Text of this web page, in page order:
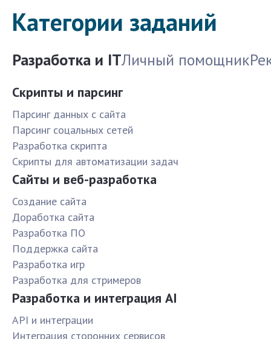
Категории заданий
Разработка и ITЛичный помощник
Скрипты и парсинг
Парсинг данных с сайта
Парсинг соцальных сетей
Разработка скрипта
Скрипты для автоматизации задач
Сайты и веб-разработка
Создание сайта
Доработка сайта
Разработка ПО
Поддержка сайта
Разработка игр
Разработка для стримеров
Разработка и интеграция AI
API и интеграции
Интеграция сторонних сервисов